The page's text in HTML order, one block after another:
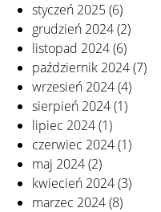
styczeń 2025(6)
grudzień 2024(2)
listopad 2024(6)
październik 2024(7)
wrzesień 2024(4)
sierpień 2024(1)
lipiec 2024(1)
czerwiec 2024(1)
maj 2024(2)
kwiecień 2024(3)
marzec 2024(8)